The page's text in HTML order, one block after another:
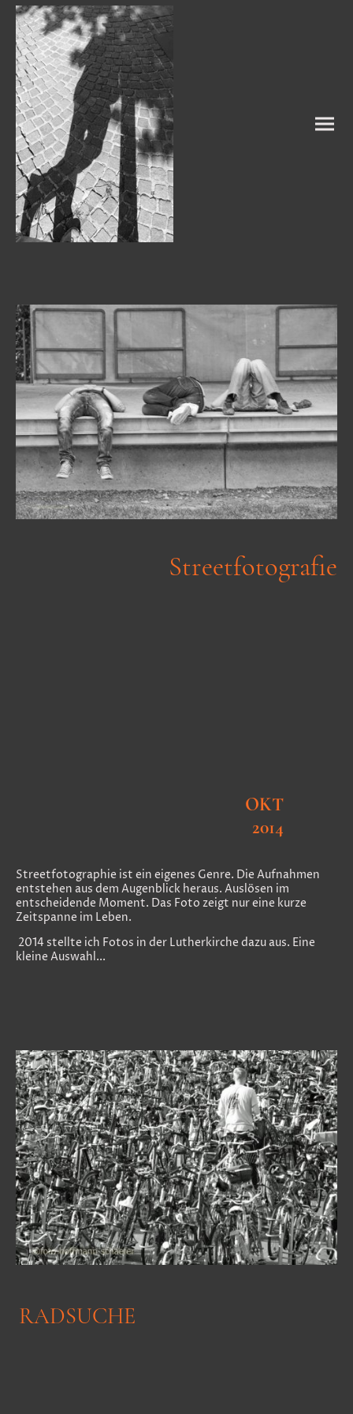
Streetfotografie
OKT
2014
Streetfotographie ist ein eigenes Genre. Die Aufnahmen
entstehen aus dem Augenblick heraus. Auslösen im
entscheidende Moment. Das Foto zeigt nur eine kurze
Zeitspanne im Leben.
2014 stellte ich Fotos in der Lutherkirche dazu aus. Eine
kleine Auswahl...
RADSUCHE